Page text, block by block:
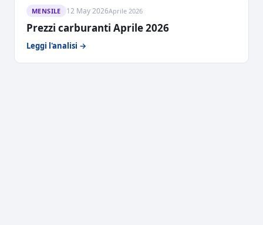
MENSILE 12 May 2026Aprile 2026
Prezzi carburanti Aprile 2026
Leggi l'analisi →